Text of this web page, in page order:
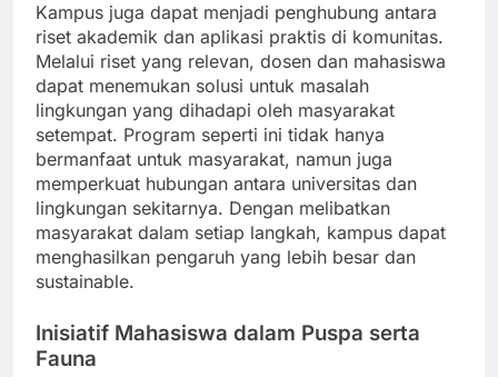
Kampus juga dapat menjadi penghubung antara
riset akademik dan aplikasi praktis di komunitas.
Melalui riset yang relevan, dosen dan mahasiswa
dapat menemukan solusi untuk masalah
lingkungan yang dihadapi oleh masyarakat
setempat. Program seperti ini tidak hanya
bermanfaat untuk masyarakat, namun juga
memperkuat hubungan antara universitas dan
lingkungan sekitarnya. Dengan melibatkan
masyarakat dalam setiap langkah, kampus dapat
menghasilkan pengaruh yang lebih besar dan
sustainable.
Inisiatif Mahasiswa dalam Puspa serta
Fauna